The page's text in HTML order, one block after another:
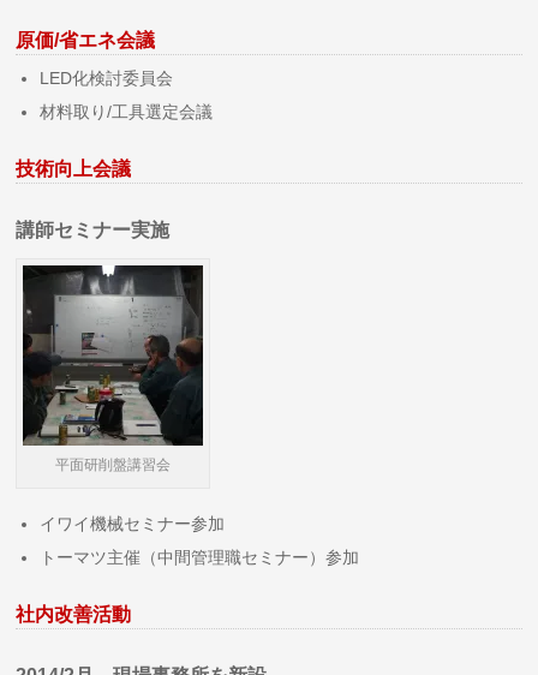
原価/省エネ会議
LED化検討委員会
材料取り/工具選定会議
技術向上会議
講師セミナー実施
平面研削盤講習会
イワイ機械セミナー参加
トーマツ主催（中間管理職セミナー）参加
社内改善活動